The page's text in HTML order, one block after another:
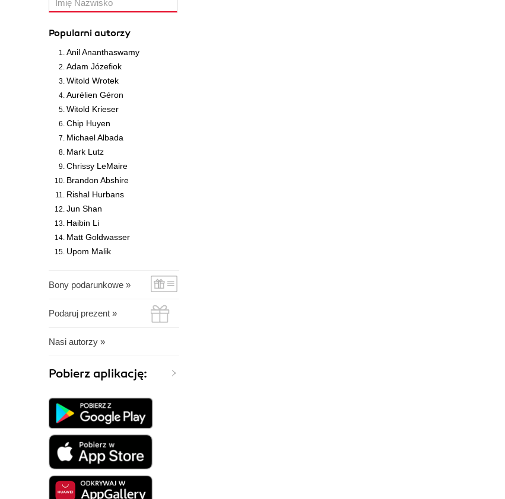
Popularni autorzy
Anil Ananthaswamy
Adam Józefiok
Witold Wrotek
Aurélien Géron
Witold Krieser
Chip Huyen
Michael Albada
Mark Lutz
Chrissy LeMaire
Brandon Abshire
Rishal Hurbans
Jun Shan
Haibin Li
Matt Goldwasser
Upom Malik
Bony podarunkowe »
Podaruj prezent »
Nasi autorzy »
Pobierz aplikację: